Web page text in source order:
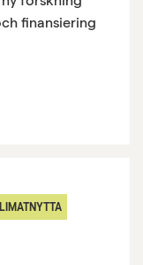
finansiering